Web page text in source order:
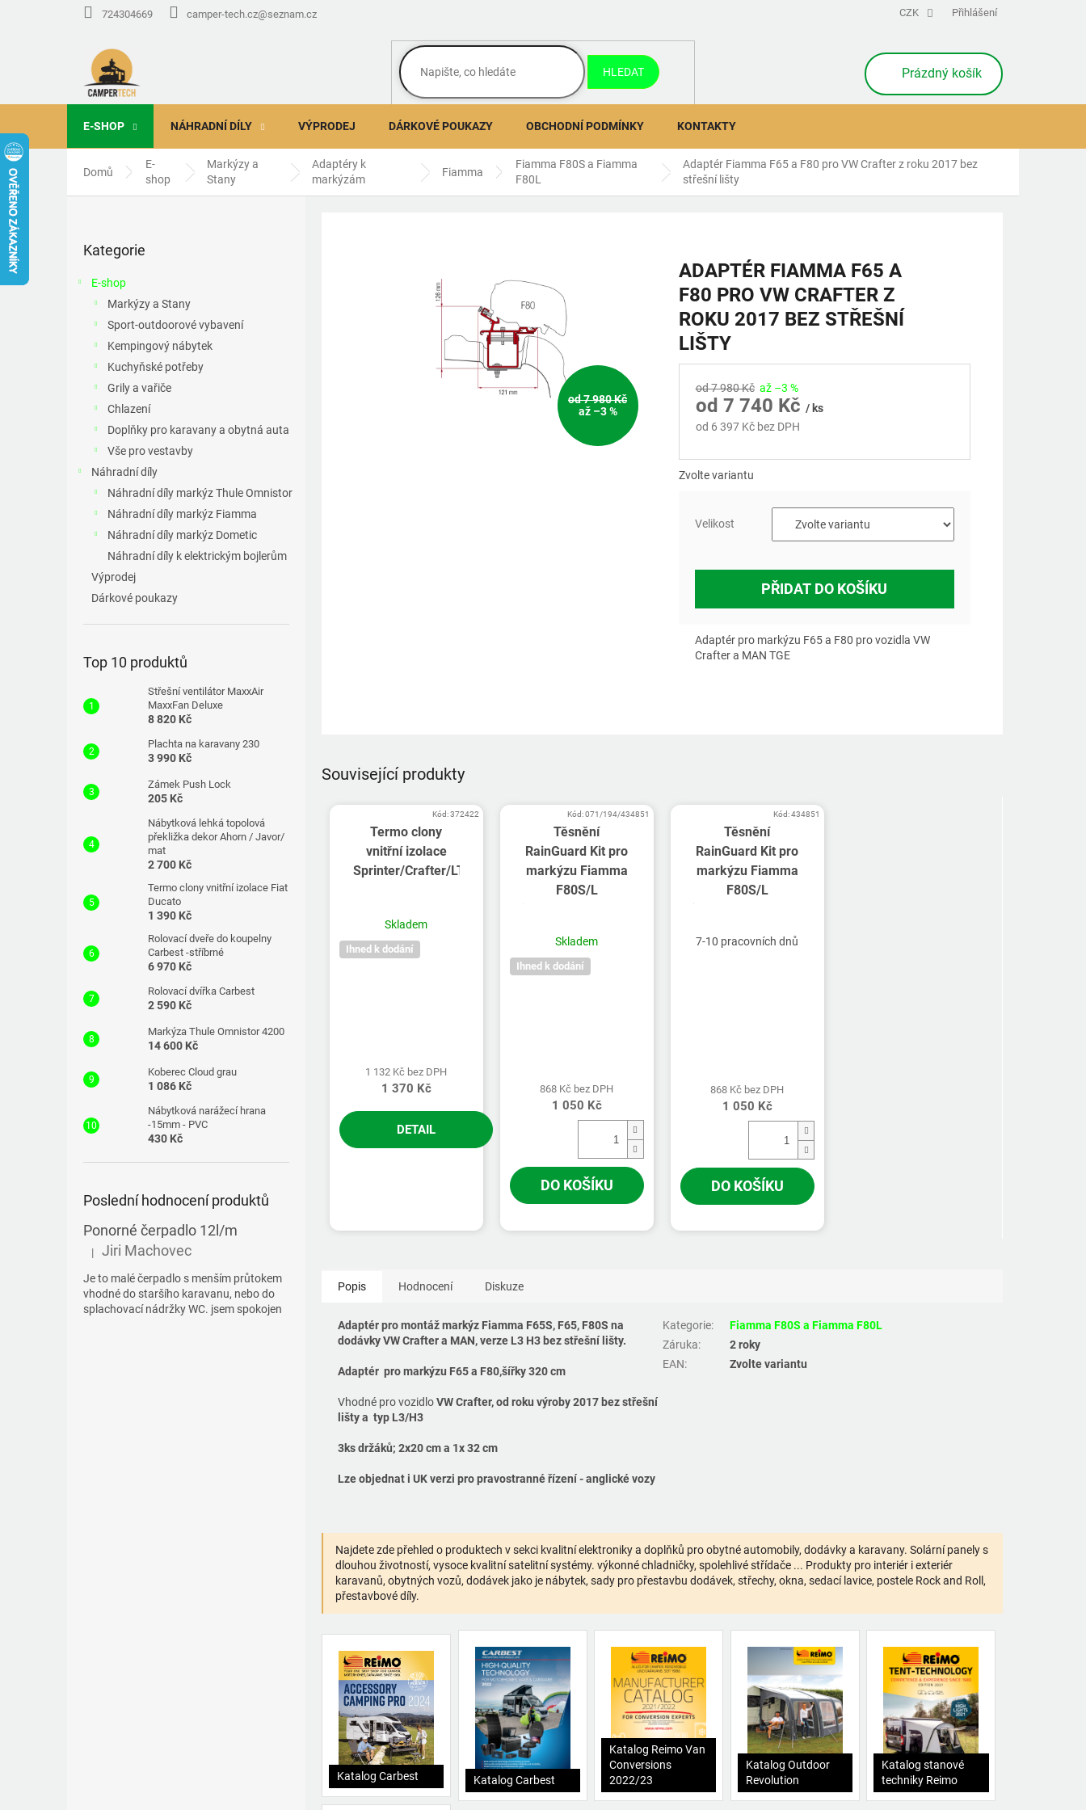
724304669 camper-tech.cz@seznam.cz CZK Přihlášení
HLEDAT
NÁKUPNÍ
KOŠÍK
Prázdný košík
E-SHOP NÁHRADNÍ DÍLY VÝPRODEJ DÁRKOVÉ POUKAZY OBCHODNÍ PODMÍNKY KONTAKTY
Domů
E-
shop
Markýzy a
Stany
Adaptéry k
markýzám
Fiamma
Fiamma F80S a Fiamma
F80L
Adaptér Fiamma F65 a F80 pro VW Crafter z roku 2017 bez
střešní lišty
kategorie
Kategorie
E-shop
Markýzy a Stany
Sport-outdoorové vybavení
Kempingový nábytek
Kuchyňské potřeby
Grily a vařiče
Chlazení
Doplňky pro karavany a obytná auta
Vše pro vestavby
Náhradní díly
Náhradní díly markýz Thule Omnistor
Náhradní díly markýz Fiamma
Náhradní díly markýz Dometic
Náhradní díly k elektrickým bojlerům
Výprodej
Dárkové poukazy
Top 10 produktů
Střešní ventilátor MaxxAir
MaxxFan Deluxe
8 820 Kč
Plachta na karavany 230
3 990 Kč
Zámek Push Lock
205 Kč
Nábytková lehká topolová
překližka dekor Ahorn / Javor/
mat
2 700 Kč
Termo clony vnitřní izolace Fiat
Ducato
1 390 Kč
Rolovací dveře do koupelny
Carbest -stříbrné
6 970 Kč
Rolovací dvířka Carbest
2 590 Kč
Markýza Thule Omnistor 4200
14 600 Kč
Koberec Cloud grau
1 086 Kč
Nábytková narážecí hrana
-15mm - PVC
430 Kč
Poslední hodnocení produktů
Ponorné čerpadlo 12l/m
Hodnocení produktu je 5 z 5 hvězdiček.
| Jiri Machovec
Je to malé čerpadlo s menším průtokem
vhodné do staršího karavanu, nebo do
splachovací nádržky WC. jsem spokojen
od 7 980 Kč
až –3 %
ADAPTÉR FIAMMA F65 A
F80 PRO VW CRAFTER Z
ROKU 2017 BEZ STŘEŠNÍ
LIŠTY
od 7 980 Kč až –3 %
od 7 740 Kč / ks
od 6 397 Kčbez DPH
Zvolte variantu
Velikost
PŘIDAT DO KOŠÍKU
Adaptér pro markýzu F65 a F80 pro vozidla VW
Crafter a MAN TGE
Související produkty
Termo clony
vnitřní izolace
Sprinter/Crafter/LT/Vito
Skladem
Ihned k dodání
1 132 Kč bez DPH
1 370 Kč
DETAIL
Kód:372422
Těsnění
RainGuard Kit pro
markýzu Fiamma
F80S/L
Skladem
Ihned k dodání
868 Kč bez DPH
1 050 Kč
DO KOŠÍKU
Kód:071/194/434851
Těsnění
RainGuard Kit pro
markýzu Fiamma
F80S/L
7-10 pracovních dnů
868 Kč bez DPH
1 050 Kč
DO KOŠÍKU
Kód:434851
Popis Hodnocení Diskuze
Adaptér pro montáž markýz Fiamma F65S, F65, F80S na
dodávky VW Crafter a MAN, verze L3 H3 bez střešní lišty.
Adaptér pro markýzu F65 a F80,šířky 320 cm
Vhodné pro vozidloVW Crafter, od roku výroby 2017 bez střešní
lišty a typ L3/H3
3ks držáků; 2x20 cm a 1x 32 cm
Lze objednat i UK verzi pro pravostranné řízení - anglické vozy
Kategorie:
Fiamma F80S a Fiamma F80L
Záruka:
2 roky
EAN: Zvolte variantu
Najdete zde přehled o produktech v sekci kvalitní elektroniky a doplňků pro obytné automobily, dodávky a karavany. Solární panely s
dlouhou životností, vysoce kvalitní satelitní systémy. výkonné chladničky, spolehlivé střídače ... Produkty pro interiér i exteriér
karavanů, obytných vozů, dodávek jako je nábytek, sady pro přestavbu dodávek, střechy, okna, sedací lavice, postele Rock and Roll,
přestavbové díly.
Katalog Carbest Katalog Carbest
Katalog Reimo Van
Conversions
2022/23
Katalog Outdoor
Revolution
Katalog stanové
techniky Reimo